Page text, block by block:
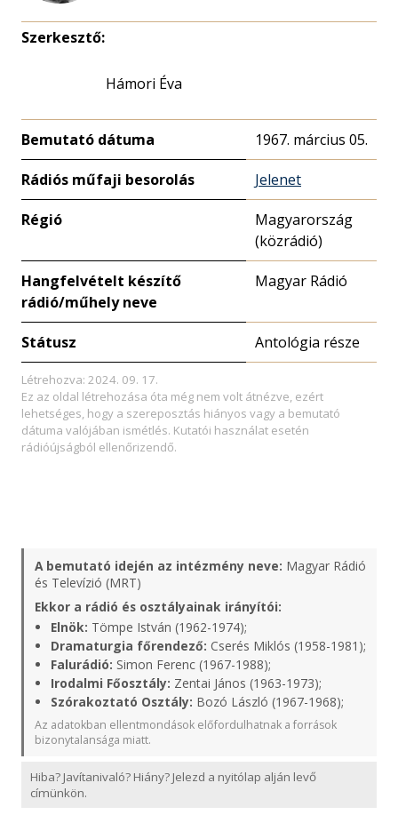
Szerkesztő:
Hámori Éva
Bemutató dátuma 1967. március 05.
Rádiós műfaji besorolás Jelenet
Régió
Magyarország
(közrádió)
Hangfelvételt készítő
rádió/műhely neve
Magyar Rádió
Státusz Antológia része
Létrehozva: 2024. 09. 17.
Ez az oldal létrehozása óta még nem volt átnézve, ezért
lehetséges, hogy a szereposztás hiányos vagy a bemutató
dátuma valójában ismétlés. Kutatói használat esetén
rádióújságból ellenőrizendő.
A bemutató idején az intézmény neve: Magyar Rádió
és Televízió (MRT)
Ekkor a rádió és osztályainak irányítói:
Elnök: Tömpe István (1962-1974);
Dramaturgia főrendező: Cserés Miklós (1958-1981);
Falurádió: Simon Ferenc (1967-1988);
Irodalmi Főosztály: Zentai János (1963-1973);
Szórakoztató Osztály: Bozó László (1967-1968);
Az adatokban ellentmondások előfordulhatnak a források
bizonytalansága miatt.
Hiba? Javítanivaló? Hiány? Jelezd a nyitólap alján levő
címünkön.